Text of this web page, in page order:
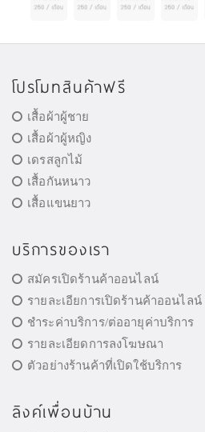
โปรโมทสินค้าฟรี
เสื้อผ้าผู้ชาย
เสื้อผ้าผู้หญิง
เดรสลูกไม้
เสื้อกันหนาว
เสื้อแขนยาว
บริการของเรา
สมัครเปิดร้านค้าออนไลน์
รายละเอียการเปิดร้านค้าออนไลน์
ชำระค่าบริการ/ต่ออายุค่าบริการ
รายละเอียดการลงโฆษณา
ตัวอย่างร้านค้าที่เปิดใช้บริการ
ลิงค์เพื่อนบ้าน